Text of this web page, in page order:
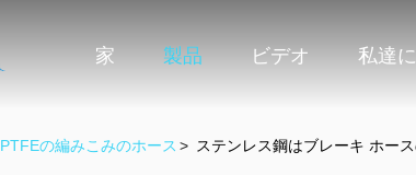
家 製品 ビデオ 私達
PTFEの編みこみのホース > ステンレス鋼はブレーキ ホー